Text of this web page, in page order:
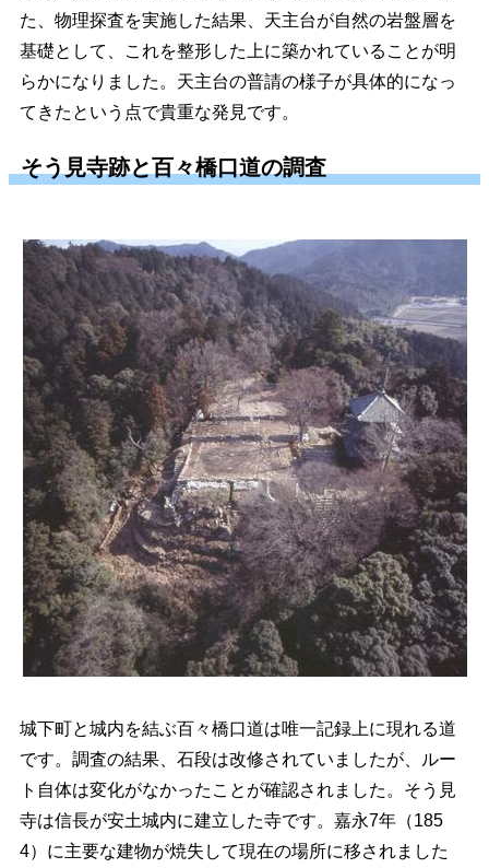
た、物理探査を実施した結果、天主台が自然の岩盤層を
基礎として、これを整形した上に築かれていることが明
らかになりました。天主台の普請の様子が具体的になっ
てきたという点で貴重な発見です。
そう見寺跡と百々橋口道の調査
城下町と城内を結ぶ百々橋口道は唯一記録上に現れる道
です。調査の結果、石段は改修されていましたが、ルー
ト自体は変化がなかったことが確認されました。そう見
寺は信長が安土城内に建立した寺です。嘉永7年（185
4）に主要な建物が焼失して現在の場所に移されました